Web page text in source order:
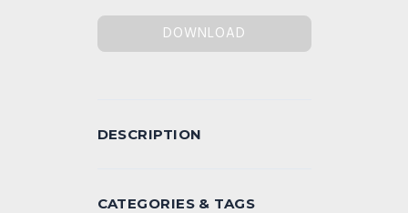
DOWNLOAD
DESCRIPTION
CATEGORIES & TAGS